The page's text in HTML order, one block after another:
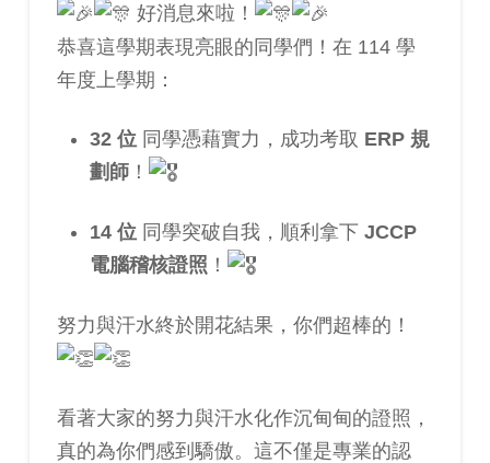
好消息來啦！
恭喜這學期表現亮眼的同學們！在 114 學
年度上學期：
32 位 同學憑藉實力，成功考取 ERP 規
劃師！
14 位 同學突破自我，順利拿下 JCCP
電腦稽核證照 ！
努力與汗水終於開花結果，你們超棒的！
看著大家的努力與汗水化作沉甸甸的證照，
真的為你們感到驕傲。這不僅是專業的認